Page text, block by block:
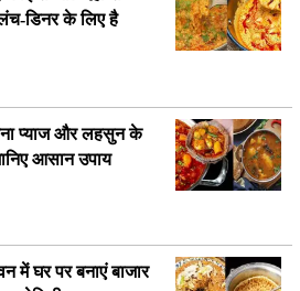
डिनर के लिए है
प्याज और लहसुन के
आसान उपाय
में घर पर बनाएं बाजार